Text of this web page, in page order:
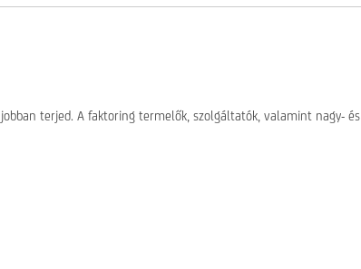
terjed. A faktoring termelők, szolgáltatók, valamint nagy-